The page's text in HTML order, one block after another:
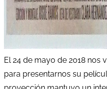
El 24 de mayo de 2018 nos
para presentarnos su